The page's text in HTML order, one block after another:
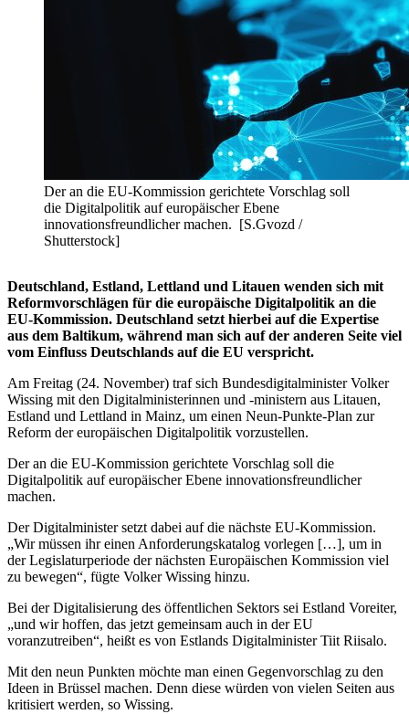
Der an die EU-Kommission gerichtete Vorschlag soll
die Digitalpolitik auf europäischer Ebene
innovationsfreundlicher machen. [S.Gvozd /
Shutterstock]
Deutschland, Estland, Lettland und Litauen wenden sich mit
Reformvorschlägen für die europäische Digitalpolitik an die
EU-Kommission. Deutschland setzt hierbei auf die Expertise
aus dem Baltikum, während man sich auf der anderen Seite viel
vom Einfluss Deutschlands auf die EU verspricht.
Am Freitag (24. November) traf sich Bundesdigitalminister Volker
Wissing mit den Digitalministerinnen und -ministern aus Litauen,
Estland und Lettland in Mainz, um einen Neun-Punkte-Plan zur
Reform der europäischen Digitalpolitik vorzustellen.
Der an die EU-Kommission gerichtete Vorschlag soll die
Digitalpolitik auf europäischer Ebene innovationsfreundlicher
machen.
Der Digitalminister setzt dabei auf die nächste EU-Kommission.
„Wir müssen ihr einen Anforderungskatalog vorlegen […], um in
der Legislaturperiode der nächsten Europäischen Kommission viel
zu bewegen“, fügte Volker Wissing hinzu.
Bei der Digitalisierung des öffentlichen Sektors sei Estland Voreiter,
„und wir hoffen, das jetzt gemeinsam auch in der EU
voranzutreiben“, heißt es von Estlands Digitalminister Tiit Riisalo.
Mit den neun Punkten möchte man einen Gegenvorschlag zu den
Ideen in Brüssel machen. Denn diese würden von vielen Seiten aus
kritisiert werden, so Wissing.